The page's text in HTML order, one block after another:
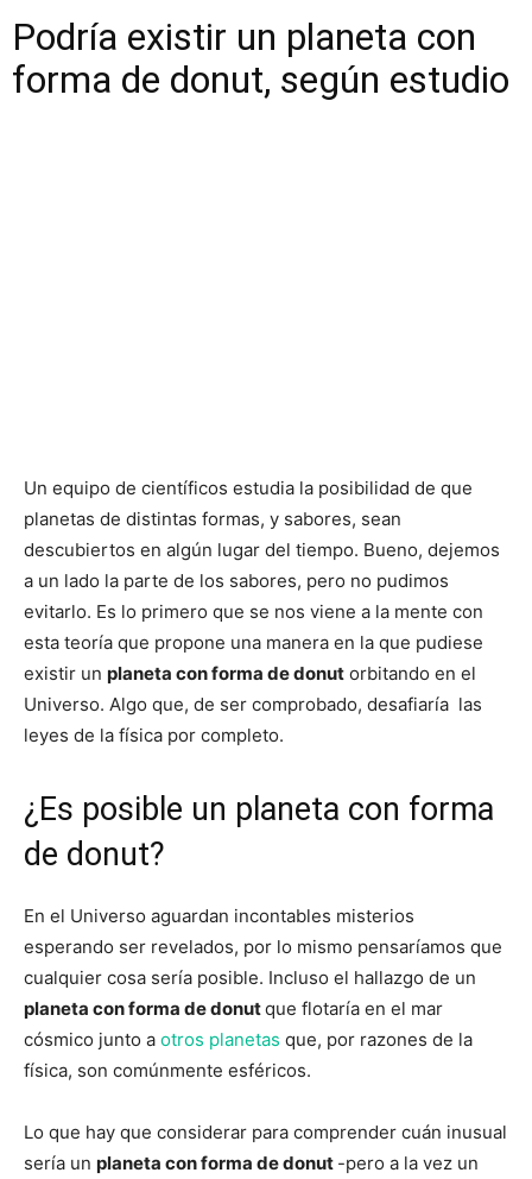
Podría existir un planeta con
forma de donut, según estudio
Un equipo de científicos estudia la posibilidad de que
planetas de distintas formas, y sabores, sean
descubiertos en algún lugar del tiempo. Bueno, dejemos
a un lado la parte de los sabores, pero no pudimos
evitarlo. Es lo primero que se nos viene a la mente con
esta teoría que propone una manera en la que pudiese
existir un planeta con forma de donut orbitando en el
Universo. Algo que, de ser comprobado, desafiaría las
leyes de la física por completo.
¿Es posible un planeta con forma
de donut?
En el Universo aguardan incontables misterios
esperando ser revelados, por lo mismo pensaríamos que
cualquier cosa sería posible. Incluso el hallazgo de un
planeta con forma de donutque flotaría en el mar
cósmico junto a otros planetas que, por razones de la
física, son comúnmente esféricos.
Lo que hay que considerar para comprender cuán inusual
sería un planeta con forma de donut -pero a la vez un